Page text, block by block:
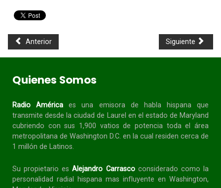
Anterior Siguiente
Quienes Somos
Radio América es una emisora de habla hispanaque
transmite desde la ciudad de Laurel en el estado de Maryland
cubriendo con sus 1,900 vatios de potencia toda el área
metropolitana de Washington D.C. en la cual residen cerca de
1 millón de Latinos.
Su propietario esAlejandro Carrascoconsiderado como la
personalidad radial
hispana mas influyente en Washington,